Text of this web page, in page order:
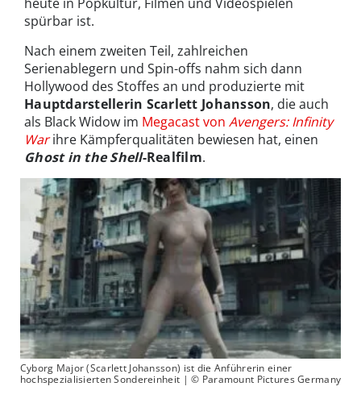
spürbar ist.
Nach einem zweiten Teil, zahlreichen
Serienablegern und Spin-offs nahm sich dann
Hollywood des Stoffes an und produzierte mit
Hauptdarstellerin Scarlett Johansson, die auch
als Black Widow im Megacast von Avengers: Infinity
War ihre Kämpferqualitäten bewiesen hat, einen
Ghost in the Shell-Realfilm.
Cyborg Major (Scarlett Johansson) ist die Anführerin einer
hochspezialisierten Sondereinheit | © Paramount Pictures Germany